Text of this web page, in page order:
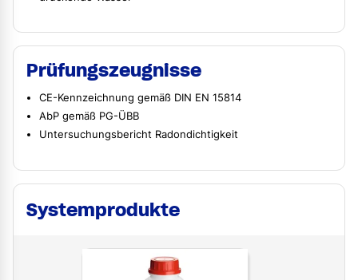
Prüfungszeugnisse
CE-Kennzeichnung gemäß DIN EN 15814
AbP gemäß PG-ÜBB
Untersuchungsbericht Radondichtigkeit
Systemprodukte